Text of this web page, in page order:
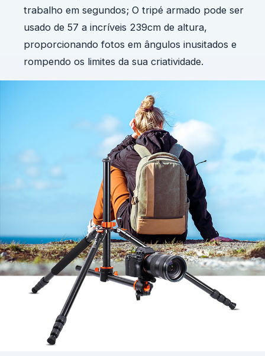
trabalho em segundos; O tripé armado pode ser
usado de 57 a incríveis 239cm de altura,
proporcionando fotos em ângulos inusitados e
rompendo os limites da sua criatividade.